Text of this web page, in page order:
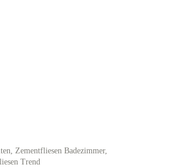
,Zementfliesen Badezimmer,
Trend